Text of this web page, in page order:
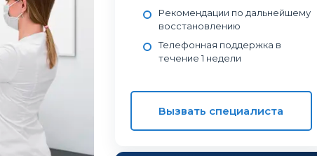
Рекомендации по дальнейшему
восстановлению
Телефонная поддержка в
течение 1 недели
Вызвать специалиста